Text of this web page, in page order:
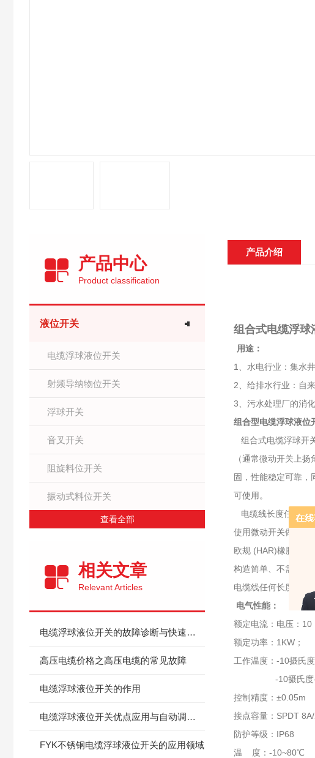
产品中心
Product classification
液位开关
电缆浮球液位开关
射频导纳物位开关
浮球开关
音叉开关
阻旋料位开关
振动式料位开关
查看全部
相关文章
Relevant Articles
电缆浮球液位开关的故障诊断与快速修复：从开关无动作到信号异常
高压电缆价格之高压电缆的常见故障
电缆浮球液位开关的作用
电缆浮球液位开关优点应用与自动调节的工作原理
FYK不锈钢电缆浮球液位开关的应用领域
产品介绍
组合式电缆浮球
用途：
1、水电行业：集水
2、给排水行业：自
3、污水处理厂的消
组合型电缆浮球液位
组合式电缆浮球开
（通常微动开关上
固，性能稳定可靠
可使用。
电缆线长度任何长
使用微动开关做接点
欧规 (HAR)橡胶电
构造简单、不需保养
电缆线任何长度皆可
电气性能：
额定电流：电压：10
额定功率：1KW；
工作温度：-10摄氏
-10摄氏度-170
控制精度：±0.05m
接点容量：
防护等级：IP68
温 度：-